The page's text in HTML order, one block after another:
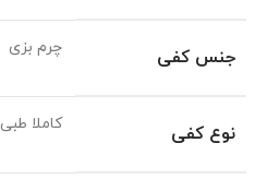
جنس کفی چرم بزی
نوع کفی کاملا طبی